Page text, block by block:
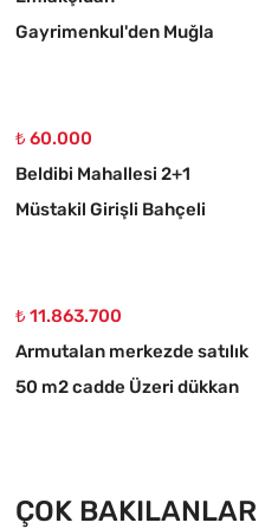
Gayrimenkul'den Muğla
₺ 60.000
Beldibi Mahallesi 2+1
Müstakil Girişli Bahçeli
₺ 11.863.700
Armutalan merkezde satılık
50 m2 cadde Üzeri dükkan
ÇOK BAKILANLAR